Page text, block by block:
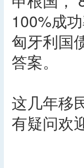
100%成
匈牙利国
答案。
这几年移
有疑问欢